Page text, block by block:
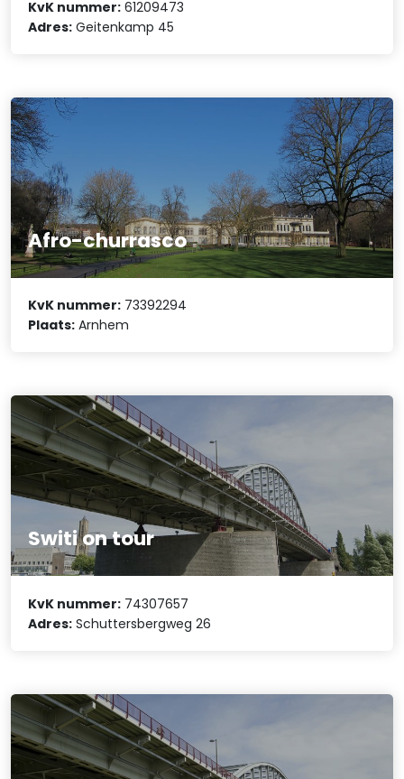
KvK nummer: 61209473
Adres: Geitenkamp 45
Afro-churrasco
KvK nummer: 73392294
Plaats: Arnhem
Switi on tour
KvK nummer: 74307657
Adres: Schuttersbergweg 26